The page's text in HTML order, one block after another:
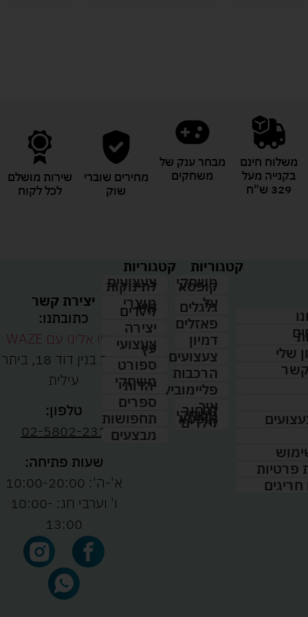
משלוח חינם
בקנייה מעל
329 ש"ח
מבחר ענק של
משחקים
מחירים שוברי
שוק
שירות מושלם
לכל לקוח
שלי
קשר
פרטיות
חריגים
קטגוריות
משחקי
קופסא
על
גלגלים
פאזלים
דמיון
צעצועים
הרכבות
פליימוביל
איך
לבחור
משחקי
קופסא
לילדים
קטגוריות
צעצועים
לתינוקות
מוצרי
קיץ
לילדים
יצירה
צעצועי
עץ
ספורט
משחקי
יהדות
ספרים
תחפושות
מבצעים
יצירת קשר
כתובתנו:
נווטו אלינו עם WAZE
רחוב בנין דוד 18, ביתר
עילית
טלפון:
02-5802-231
שעות פתיחה:
א'-ה': 10:00-20:00
ו' וערבי חג: 10:00-
13:00